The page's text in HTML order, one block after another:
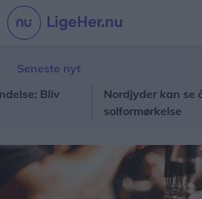
Seneste nyt
Bliv
Nordjyder kan se
solformørkelse